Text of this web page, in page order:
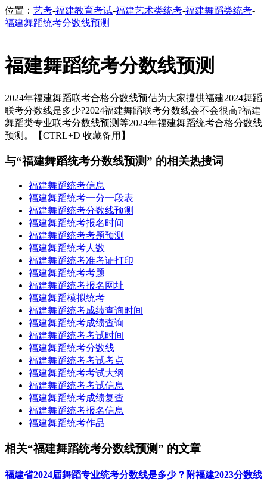
位置： 艺考-福建教育考试-福建艺术类统考-福建舞蹈类统考-
福建舞蹈统考分数线预测
福建舞蹈统考分数线预测
2024年福建舞蹈联考合格分数线预估为大家提供福建2024舞蹈
联考分数线是多少?2024福建舞蹈联考分数线会不会很高?福建
舞蹈类专业联考分数线预测等2024年福建舞蹈统考合格分数线
预测。【CTRL+D 收藏备用】
与“福建舞蹈统考分数线预测” 的相关热搜词
福建舞蹈统考信息
福建舞蹈统考一分一段表
福建舞蹈统考分数线预测
福建舞蹈统考报名时间
福建舞蹈统考考题预测
福建舞蹈统考人数
福建舞蹈统考准考证打印
福建舞蹈统考考题
福建舞蹈统考报名网址
福建舞蹈模拟统考
福建舞蹈统考成绩查询时间
福建舞蹈统考成绩查询
福建舞蹈统考考试时间
福建舞蹈统考分数线
福建舞蹈统考考试考点
福建舞蹈统考考试大纲
福建舞蹈统考考试信息
福建舞蹈统考成绩复查
福建舞蹈统考报名信息
福建舞蹈统考作品
相关“福建舞蹈统考分数线预测” 的文章
福建省2024届舞蹈专业统考分数线是多少？附福建2023分数线